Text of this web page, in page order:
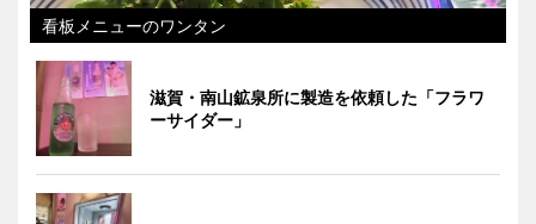
看板メニューのワンタン
滋賀・南山鉱泉所に製造を依頼した「フラワ
ーサイダー」